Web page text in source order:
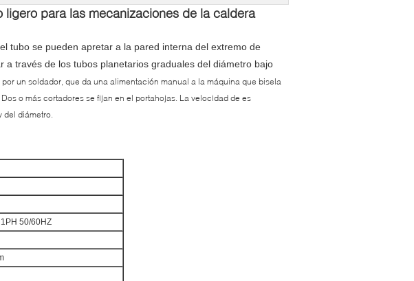
para las mecanizaciones de la caldera
tubo se pueden apretar a la pared interna del extremo de
través de los tubos planetarios graduales del diámetro bajo
por un soldador, que da una alimentación manual a la máquina que bisela
o más cortadores se fijan en el portahojas. La velocidad de es
del diámetro.
50/60HZ